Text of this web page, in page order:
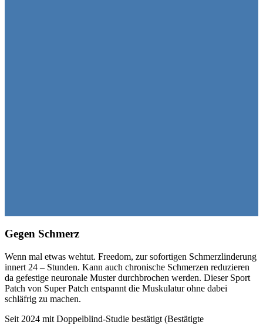
Gegen Schmerz
Wenn mal etwas wehtut. Freedom, zur sofortigen Schmerzlinderung
innert 24 – Stunden. Kann auch chronische Schmerzen reduzieren
da gefestige neuronale Muster durchbrochen werden. Dieser Sport
Patch von Super Patch entspannt die Muskulatur ohne dabei
schläfrig zu machen.
Seit 2024 mit Doppelblind-Studie bestätigt (Bestätigte